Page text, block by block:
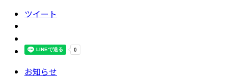
ツイート
お知らせ